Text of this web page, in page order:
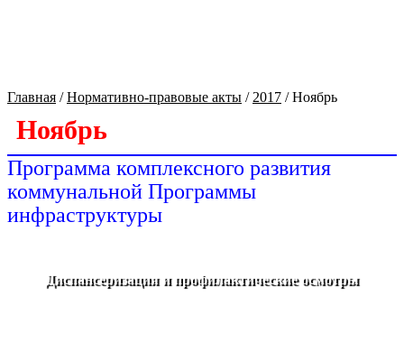
Главная /Нормативно-правовые акты / 2017 /Ноябрь
Ноябрь
Программа комплексного развития
коммунальной Программы
инфраструктуры
Диспансеризация и профилактические осмотры